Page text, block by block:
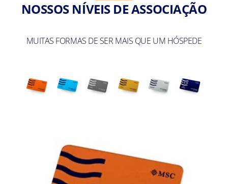
NOSSOS NÍVEIS DE ASSOCIAÇÃO
MUITAS FORMAS DE SER MAIS QUE UM HÓSPEDE